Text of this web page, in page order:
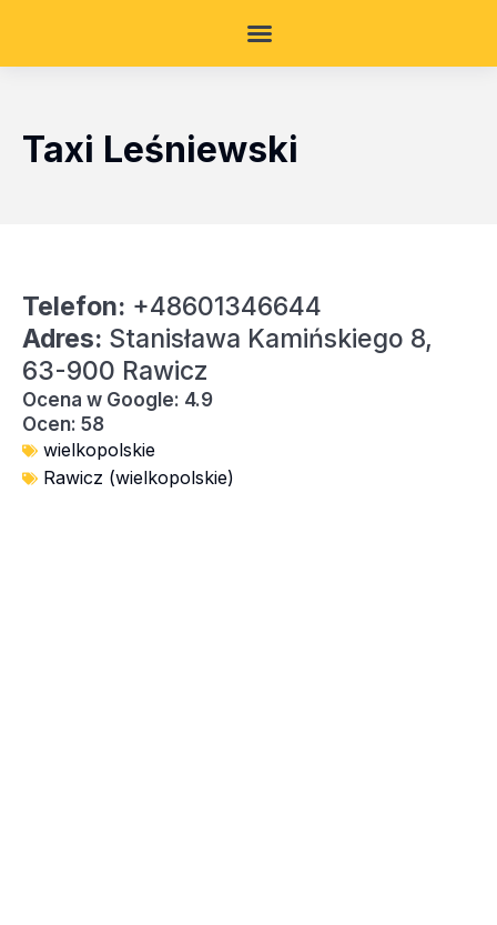
Taxi Leśniewski
Telefon: +48601346644
Adres: Stanisława Kamińskiego 8,
63-900 Rawicz
Ocena w Google: 4.9
Ocen: 58
wielkopolskie
Rawicz (wielkopolskie)